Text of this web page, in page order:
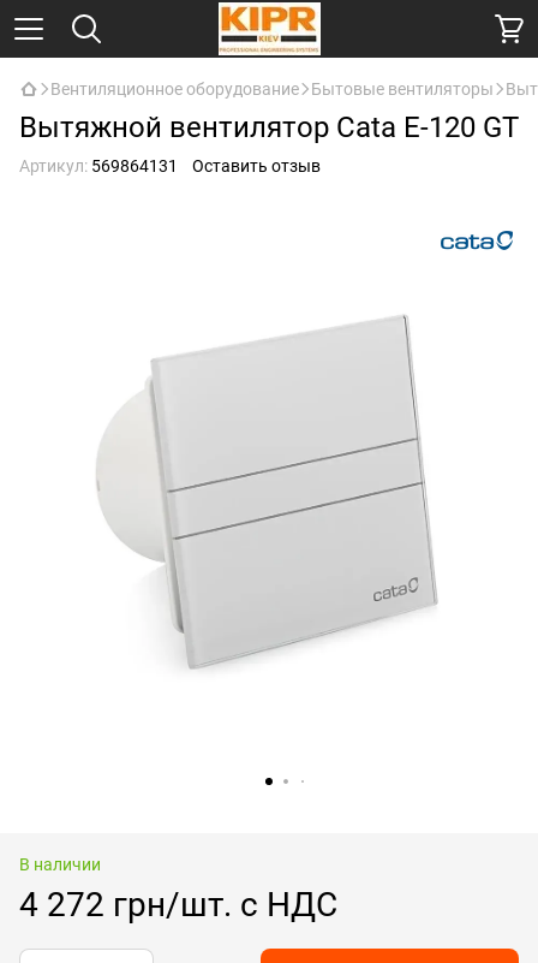
Вентиляционное оборудование Бытовые вентиляторы
Вытяжной вентилятор Cata E-120 GТ
Артикул: 569864131 Оставить отзыв
В наличии
4 272 грн/шт. с НДС